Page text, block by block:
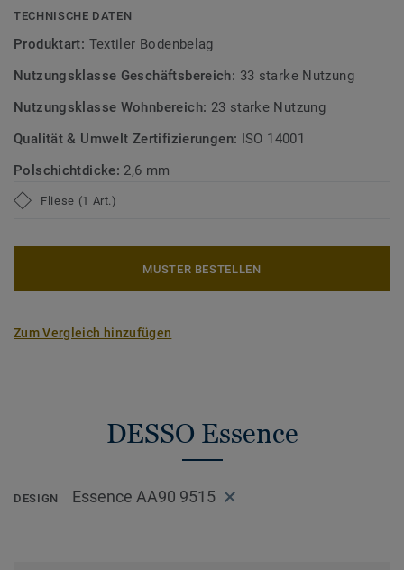
TECHNISCHE DATEN
Produktart: Textiler Bodenbelag
Nutzungsklasse Geschäftsbereich: 33 starke Nutzung
Nutzungsklasse Wohnbereich: 23 starke Nutzung
Qualität & Umwelt Zertifizierungen: ISO 14001
Polschichtdicke: 2,6 mm
Fliese (1 Art.)
MUSTER BESTELLEN
Zum Vergleich hinzufügen
DESSO Essence
DESIGN Essence AA90 9515